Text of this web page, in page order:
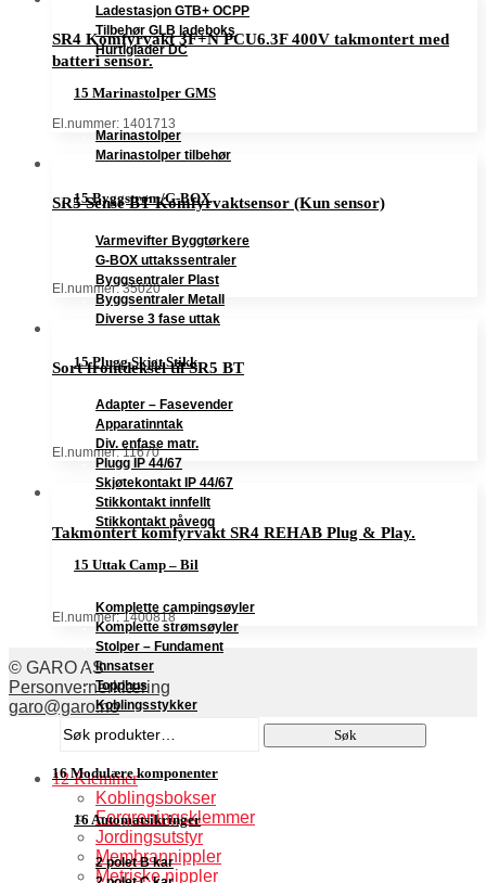
Ladestasjon GTB+ OCPP
Tilbehør GLB ladeboks
Hurtiglader DC
15 Marinastolper GMS
Marinastolper
Marinastolper tilbehør
15 Byggstrøm/G-BOX
Varmevifter Byggtørkere
G-BOX uttakssentraler
Byggsentraler Plast
Byggsentraler Metall
Diverse 3 fase uttak
15 Plugg Skjøt Stikk
Adapter – Fasevender
Apparatinntak
Div. enfase matr.
Plugg IP 44/67
Skjøtekontakt IP 44/67
Stikkontakt innfellt
Stikkontakt påvegg
15 Uttak Camp – Bil
Komplette campingsøyler
Komplette strømsøyler
Stolper – Fundament
Innsatser
Topphus
Koblingsstykker
16 Modulære komponenter
16 Automatsikringer
2 polet B kar
SR4 Komfyrvakt 3F+N PCU6.3F 400V takmontert med
batteri sensor.
El.nummer: 1401713
SR5 Sense BT Komfyrvaktsensor (Kun sensor)
El.nummer: 35020
Sort frontdeksel til SR5 BT
El.nummer: 11670
Takmontert komfyrvakt SR4 REHAB Plug & Play.
El.nummer: 1400818
© GARO AS
Personvernerklæring
garo@garo.no
Søk
etter:
Søk
12 Klemmer
Koblingsbokser
Forgreningsklemmer
Jordingsutstyr
Membrannippler
Metriske nippler